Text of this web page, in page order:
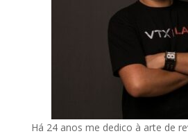
Há 24 anos me dedico à arte de